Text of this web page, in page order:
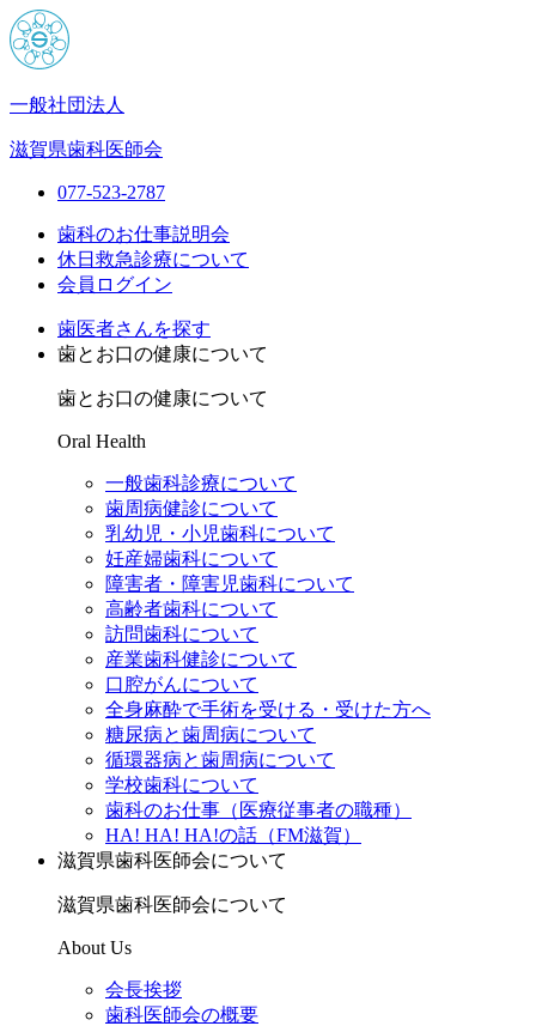
一般社団法人
滋賀県歯科医師会
077-523-2787
歯科のお仕事説明会
休日救急診療について
会員ログイン
歯医者さんを探す
歯とお口の健康について
歯とお口の健康について
Oral Health
一般歯科診療について
歯周病健診について
乳幼児・小児歯科について
妊産婦歯科について
障害者・障害児歯科について
高齢者歯科について
訪問歯科について
産業歯科健診について
口腔がんについて
全身麻酔で手術を受ける・受けた方へ
糖尿病と歯周病について
循環器病と歯周病について
学校歯科について
歯科のお仕事（医療従事者の職種）
HA! HA! HA!の話（FM滋賀）
滋賀県歯科医師会について
滋賀県歯科医師会について
About Us
会長挨拶
歯科医師会の概要